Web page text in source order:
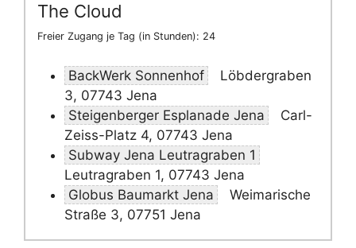
The Cloud
Freier Zugang je Tag (in Stunden): 24
BackWerk Sonnenhof
Löbdergraben
3, 07743 Jena
Steigenberger Esplanade Jena
Carl-
Zeiss-Platz 4, 07743 Jena
Subway Jena Leutragraben 1
Leutragraben 1, 07743 Jena
Globus Baumarkt Jena
Weimarische
Straße 3, 07751 Jena